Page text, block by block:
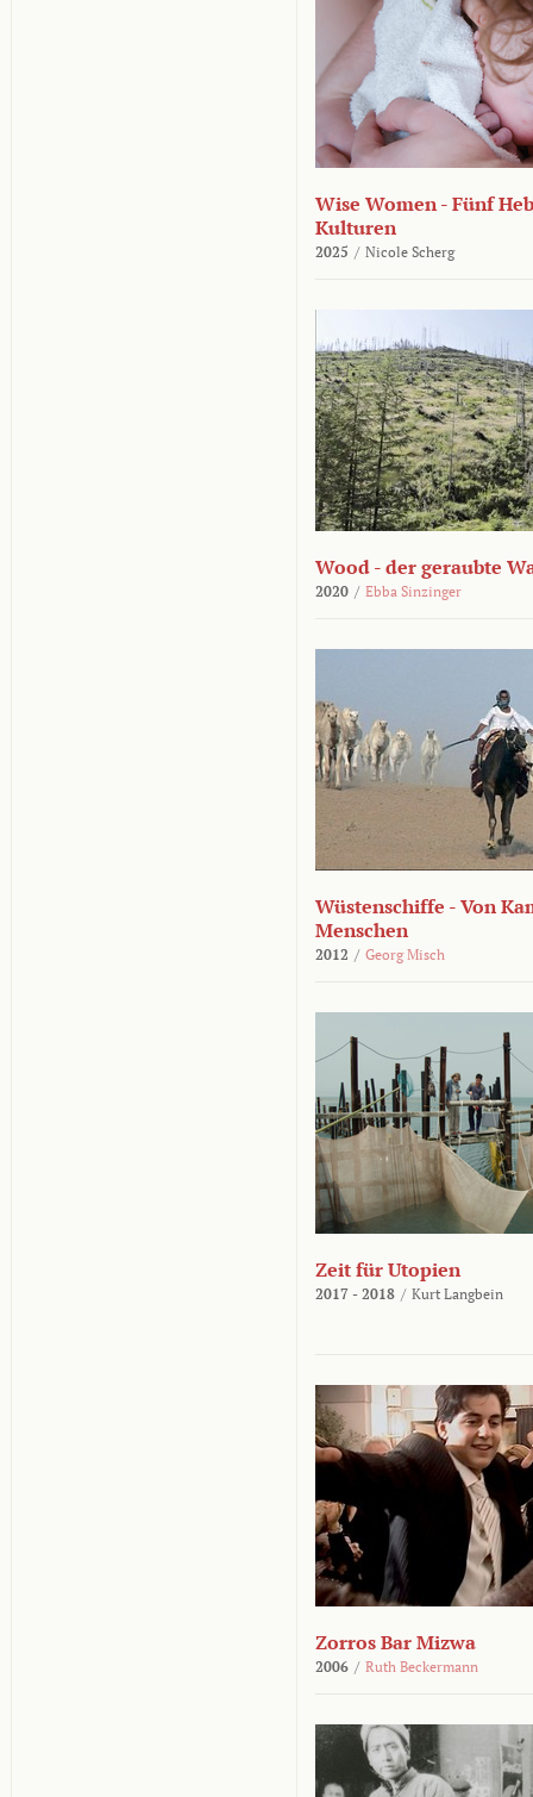
Wise Women - Fünf
Kulturen
2025 / Nicole Scherg
Wood - der geraubte
2020 / Ebba Sinzinger
Wüstenschiffe - Von
Menschen
2012 / Georg Misch
Zeit für Utopien
2017 - 2018 / Kurt Langbein
Zorros Bar Mizwa
2006 / Ruth Beckermann